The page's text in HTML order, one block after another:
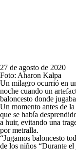
27 de agosto de 2020
Foto: Aharon Kalpa
Un milagro ocurrió en
noche cuando un
baloncesto donde
Un momento antes de
que se había
a huir, evitando una
por metralla.
“Jugamos baloncesto
de los niños “Durante